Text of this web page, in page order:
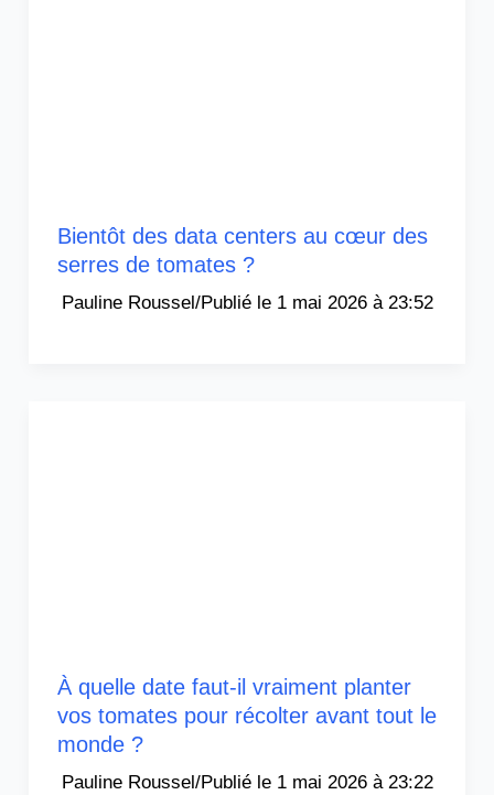
Bientôt des data centers au cœur des
serres de tomates ?
Pauline Roussel/ 1 mai 2026 à 23:52
À quelle date faut-il vraiment planter
vos tomates pour récolter avant tout le
monde ?
Pauline Roussel/ 1 mai 2026 à 23:22